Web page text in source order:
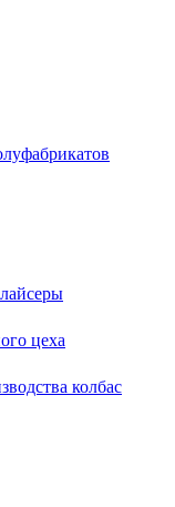
цеха
колбас